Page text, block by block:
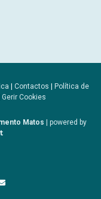
| Contactos | Política de
Gerir Cookies
Matos | powered by